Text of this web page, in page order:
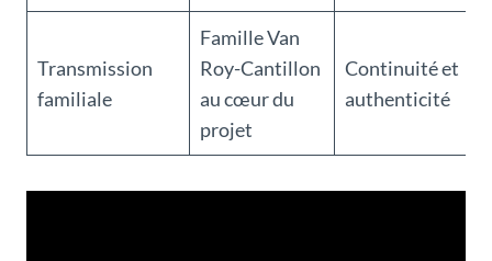
Transmission
familiale
Famille Van
Roy-Cantillon
au cœur du
projet
Continuité et
authenticité